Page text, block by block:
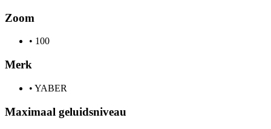
Zoom
• 100
Merk
• YABER
Maximaal geluidsniveau